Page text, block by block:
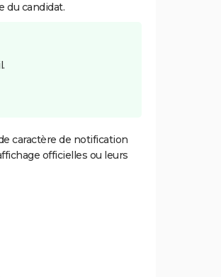
du candidat.
caractère de notification
officielles ou leurs